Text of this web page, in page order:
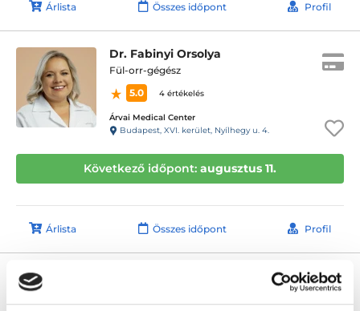
Árlista Összes időpont Profil
Dr. Fabinyi Orsolya
Fül-orr-gégész
5.0
4 értékelés
Árvai Medical Center
Budapest, XVI. kerület, Nyílhegy u. 4.
Következő időpont: augusztus 11.
Árlista Összes időpont Profil